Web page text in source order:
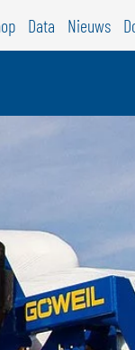
Data Nieuws